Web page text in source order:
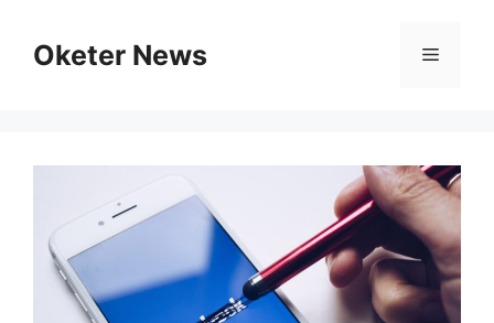
contentOketer News Menu